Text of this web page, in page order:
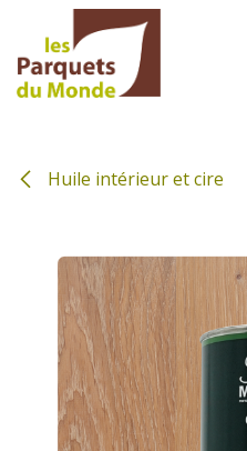
Se rendre au contenu
Huile intérieur et cire